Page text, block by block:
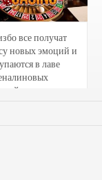
все получат
новых эмоций и
в лаве